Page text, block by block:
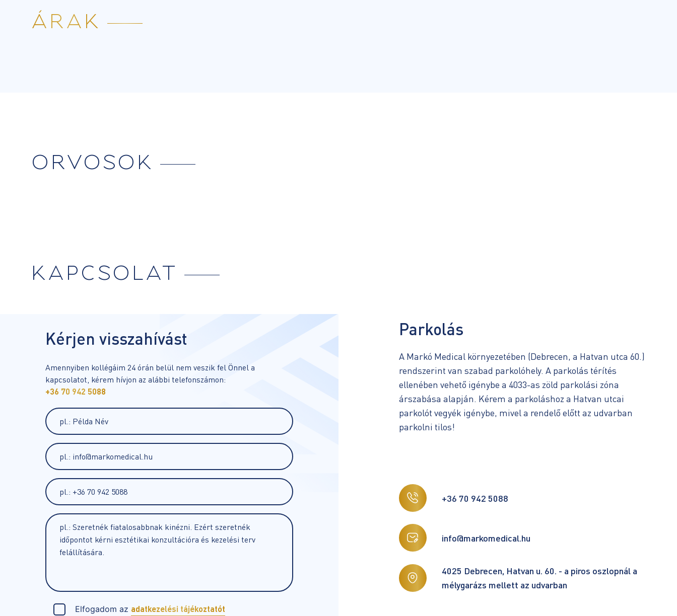
ÁRAK
ORVOSOK
KAPCSOLAT
Kérjen visszahívást
Amennyiben kollégáim 24 órán belül nem veszik fel Önnel a
kapcsolatot, kérem hívjon az alábbi telefonszámon:
+36 70 942 5088
Elfogadom az adatkezelési tájékoztatót
Parkolás
A Markó Medical környezetében (Debrecen, a Hatvan utca 60.)
rendszerint van szabad parkolóhely. A parkolás térítés
ellenében vehető igénybe a 4033-as zöld parkolási zóna
árszabása alapján. Kérem a parkoláshoz a Hatvan utcai
parkolót vegyék igénybe, mivel a rendelő előtt az udvarban
parkolni tilos!
+36 70 942 5088
info@markomedical.hu
4025 Debrecen, Hatvan u. 60. - a piros oszlopnál a
mélygarázs mellett az udvarban